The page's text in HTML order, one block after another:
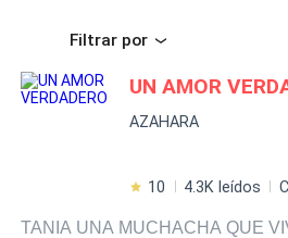
Filtrar por
UN AMOR
AZAHARA
10 4.3K leídos
TANIA UNA MUCHACHA QUE